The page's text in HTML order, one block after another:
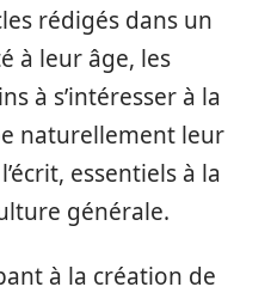
rédigés dans un
à leur âge, les
à s’intéresser à la
naturellement leur
essentiels à la
générale.
à la création de